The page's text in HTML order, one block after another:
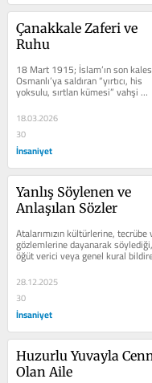
Çanakkale Zaferi ve
Ruhu
18 Mart 1915; İslam’ın son
Osmanlı’ya saldıran “yırtıcı, his
yoksulu, sırtlan kümesi” vahşi
dünyanın, haçın hilâl...
18.03.2026
30
İnsaniyet
Yanlış Söylenen ve
Anlaşılan Sözler
Atalarımızın kültürlerine, tecrübe
gözlemlerine dayanarak söylediği,
öğüt verici veya genel kural
genellikle mecaz anlamlı,...
28.12.2025
30
İnsaniyet
Huzurlu Yuvayla
Olan Aile